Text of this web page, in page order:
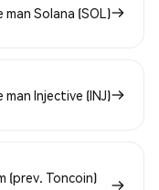
man Solana (SOL)
man Injective (INJ)
(prev. Toncoin)